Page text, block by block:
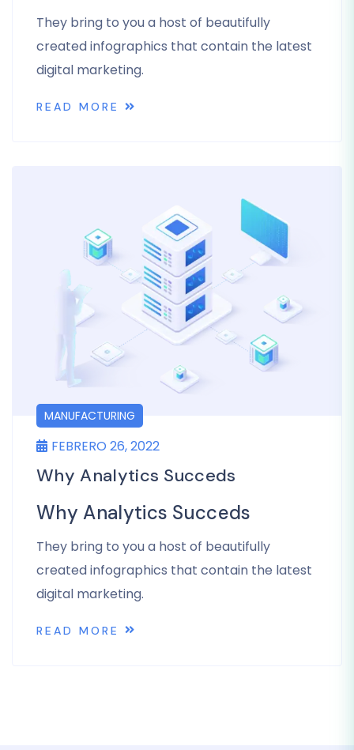
They bring to you a host of beautifully
created infographics that contain the latest
digital marketing.
READ MORE
MANUFACTURING
FEBRERO 26, 2022
Why Analytics Succeds
Why Analytics Succeds
They bring to you a host of beautifully
created infographics that contain the latest
digital marketing.
READ MORE